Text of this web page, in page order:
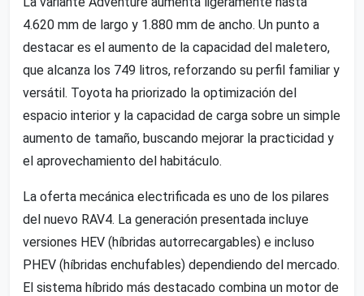
4.620 mm de largo y 1.880 mm de ancho. Un punto a
destacar es el aumento de la capacidad del maletero,
que alcanza los 749 litros, reforzando su perfil familiar y
versátil. Toyota ha priorizado la optimización del
espacio interior y la capacidad de carga sobre un simple
aumento de tamaño, buscando mejorar la practicidad y
el aprovechamiento del habitáculo.
La oferta mecánica electrificada es uno de los pilares
del nuevo RAV4. La generación presentada incluye
versiones HEV (híbridas autorrecargables) e incluso
PHEV (híbridas enchufables) dependiendo del mercado.
El sistema híbrido más destacado combina un motor de